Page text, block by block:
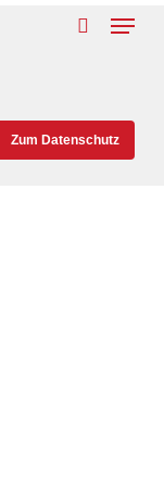
Menu
Zum Datenschutz